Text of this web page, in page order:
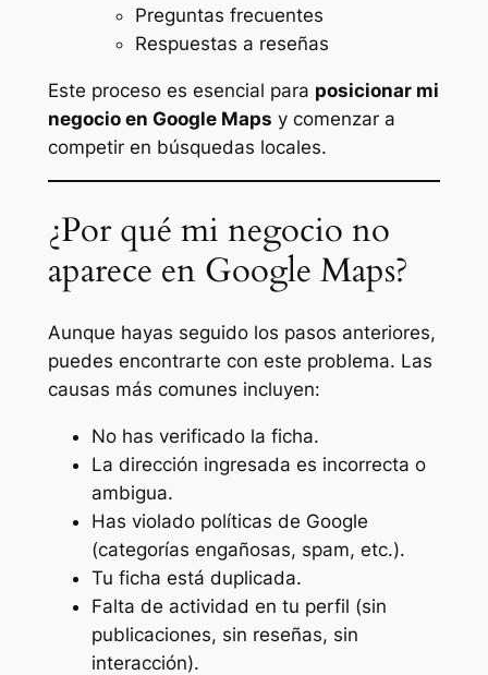
Preguntas frecuentes
Respuestas a reseñas
Este proceso es esencial para posicionar mi
negocio en Google Maps y comenzar a
competir en búsquedas locales.
¿Por qué mi negocio no
aparece en Google Maps?
Aunque hayas seguido los pasos anteriores,
puedes encontrarte con este problema. Las
causas más comunes incluyen:
No has verificado la ficha.
La dirección ingresada es incorrecta o
ambigua.
Has violado políticas de Google
(categorías engañosas, spam, etc.).
Tu ficha está duplicada.
Falta de actividad en tu perfil (sin
publicaciones, sin reseñas, sin
interacción).